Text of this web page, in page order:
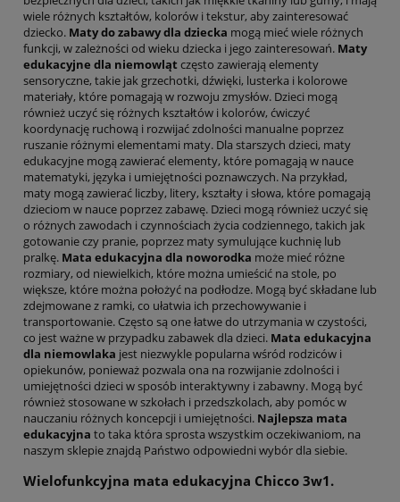
wiele różnych kształtów, kolorów i tekstur, aby zainteresować
dziecko. Maty do zabawy dla dziecka mogą mieć wiele różnych
funkcji, w zależności od wieku dziecka i jego zainteresowań. Maty
edukacyjne dla niemowląt często zawierają elementy
sensoryczne, takie jak grzechotki, dźwięki, lusterka i kolorowe
materiały, które pomagają w rozwoju zmysłów. Dzieci mogą
również uczyć się różnych kształtów i kolorów, ćwiczyć
koordynację ruchową i rozwijać zdolności manualne poprzez
ruszanie różnymi elementami maty. Dla starszych dzieci, maty
edukacyjne mogą zawierać elementy, które pomagają w nauce
matematyki, języka i umiejętności poznawczych. Na przykład,
maty mogą zawierać liczby, litery, kształty i słowa, które pomagają
dzieciom w nauce poprzez zabawę. Dzieci mogą również uczyć się
o różnych zawodach i czynnościach życia codziennego, takich jak
gotowanie czy pranie, poprzez maty symulujące kuchnię lub
pralkę. Mata edukacyjna dla noworodka może mieć różne
rozmiary, od niewielkich, które można umieścić na stole, po
większe, które można położyć na podłodze. Mogą być składane lub
zdejmowane z ramki, co ułatwia ich przechowywanie i
transportowanie. Często są one łatwe do utrzymania w czystości,
co jest ważne w przypadku zabawek dla dzieci. Mata edukacyjna
dla niemowlaka jest niezwykle popularna wśród rodziców i
opiekunów, ponieważ pozwala ona na rozwijanie zdolności i
umiejętności dzieci w sposób interaktywny i zabawny. Mogą być
również stosowane w szkołach i przedszkolach, aby pomóc w
nauczaniu różnych koncepcji i umiejętności. Najlepsza mata
edukacyjna to taka która sprosta wszystkim oczekiwaniom, na
naszym sklepie znajdą Państwo odpowiedni wybór dla siebie.
Wielofunkcyjna mata edukacyjna Chicco 3w1.